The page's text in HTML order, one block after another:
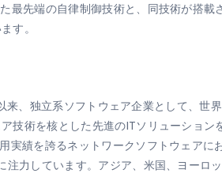
最先端の自律制御技術と、同技術が搭
す。
、独立系ソフトウェア企業として、世
技術を核とした先進のITソリューショ
実績を誇るネットワークソフトウェア
力しています。アジア、米国、ヨーロ